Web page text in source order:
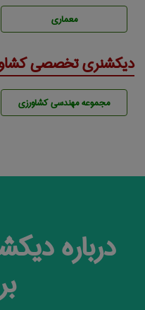
معماری
دیکشنری تخصصی
مجموعه مهندسی كشاورزی
درباره